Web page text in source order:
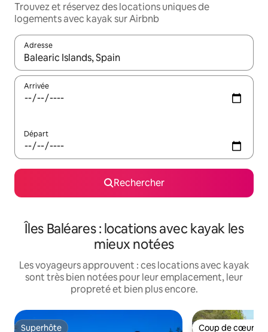
Trouvez et réservez des locations uniques de
logements avec kayak sur Airbnb
Adresse
Lorsque les résultats s'affichent, utilisez les flèches vers le
Arrivée
Départ
Rechercher
Îles Baléares : locations avec kayak les
mieux notées
Les voyageurs approuvent : ces locations avec kayak
sont très bien notées pour leur emplacement, leur
propreté et bien plus encore.
Superhôte Coup de cœur